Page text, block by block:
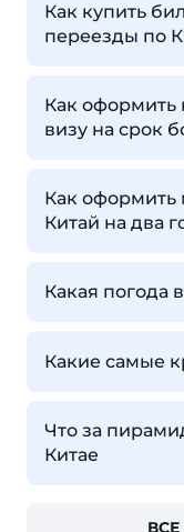
Как купить
переезды по
Как оформить
визу на срок
Как оформить
Китай на два
Какая погода
Какие самые
Что за
Китае